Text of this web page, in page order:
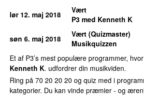
lør 12. maj 2018
Vært
P3 med Kenneth K
søn 6. maj 2018
Vært (Quizmaster)
Musikquizzen
Et af P3’s mest populære programmer,
Kenneth K. udfordrer din musikviden.
Ring på 70 20 20 20 og quiz med i
kategorier. Du kan vinde præmier - og